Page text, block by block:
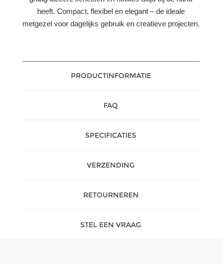
heeft. Compact, flexibel en elegant – de ideale
metgezel voor dagelijks gebruik en creatieve projecten.
PRODUCTINFORMATIE
FAQ
SPECIFICATIES
VERZENDING
RETOURNEREN
STEL EEN VRAAG